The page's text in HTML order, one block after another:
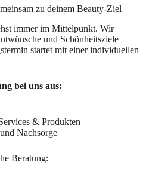
zu deinem Beauty-Ziel
immer im Mittelpunkt. Wir
und Schönheitsziele
startet mit einer individuellen
bei uns aus:
& Produkten
Nachsorge
Beratung: